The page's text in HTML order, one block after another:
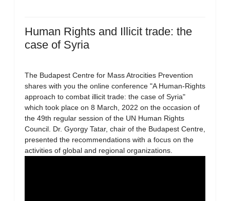
Human Rights and Illicit trade: the
case of Syria
The Budapest Centre for Mass Atrocities Prevention
shares with you the online conference "A Human-Rights
approach to combat illicit trade: the case of Syria"
which took place on 8 March, 2022 on the occasion of
the 49th regular session of the UN Human Rights
Council. Dr. Gyorgy Tatar, chair of the Budapest Centre,
presented the recommendations with a focus on the
activities of global and regional organizations.